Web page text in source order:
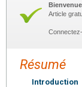
Article
Résumé
Introduction